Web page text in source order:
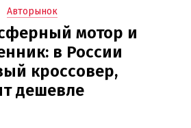
Авторынок
мотор и
в России
кроссовер,
дешевле